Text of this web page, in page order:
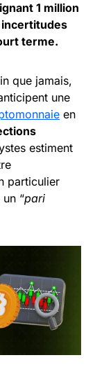
1 million
incertitudes
terme.
que jamais,
une
en
estiment
particulier
“pari